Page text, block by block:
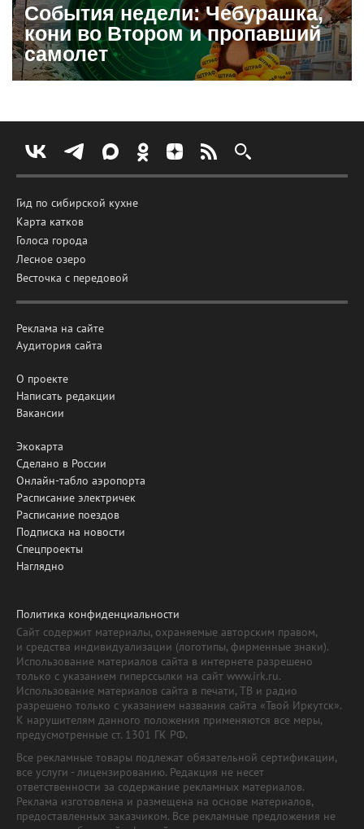
События недели: Чебурашка,
кони во Втором и пропавший
самолет
Гид по сибирской кухне
Карта катков
Голоса города
Лесное озеро
Весточка с передовой
Реклама на сайте
Аудитория сайта
О проекте
Написать редакции
Вакансии
Экокарта
Сделано в России
Онлайн-табло аэропорта
Расписание электричек
Расписание поездов
Подписка на новости
Спецпроекты
Наглядно
Политика конфиденциальности
Сайт содержит материалы, охраняемые авторским правом,
и средства индивидуализации (логотипы, фирменные знаки).
Использование материалов сайта в интернете разрешено
только с указанием гиперссылки на сайт www.irk.ru.
Использование материалов сайта в печати, ТВ и радио
разрешено только с указанием названия сайта «Твой Иркутск».
К нарушителям данного положения применяются все меры,
предусмотренные ст. 1301 ГК РФ.
Все рекламные товары подлежат обязательной сертификации,
все услуги - лицензированию. Редакция не несет
ответственности за содержание рекламных материалов.
Реклама изготовлена и размещена на основе материалов,
предоставленных заказчиком. Все рекламные предложения не